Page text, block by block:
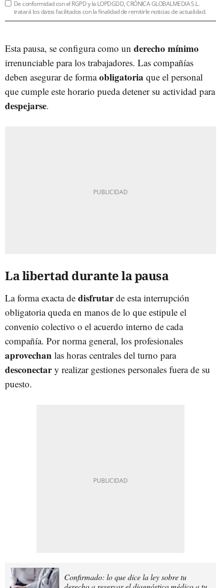
De conformidad con el RGPD y la LOPDGDD, CRÓNICA GLOBALMEDIA S.L.
tratará los datos facilitados con la finalidad de remitirle noticias de actualidad.
Esta pausa, se configura como un derecho mínimo
irrenunciable para los trabajadores. Las compañías
deben asegurar de formaobligatoria que el personal
que cumple este horario pueda detener su actividad para
despejarse.
La libertad durante la pausa
La forma exacta de disfrutarde esta interrupción
obligatoria queda en manos de lo que estipule el
convenio colectivo o el acuerdo interno de cada
compañía. Por norma general, los profesionales
aprovechan las horas centrales del turno para
desconectary realizar gestiones personales fuera de su
puesto.
Confirmado: lo que dice la ley sobre tu